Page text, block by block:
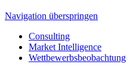
Navigation überspringen
Consulting
Market Intelligence
Wettbewerbs­beobachtung